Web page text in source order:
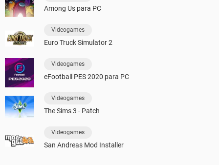
Among Us para PC
Videogames
Euro Truck Simulator 2
Videogames
eFootball PES 2020 para PC
Videogames
The Sims 3 - Patch
Videogames
San Andreas Mod Installer